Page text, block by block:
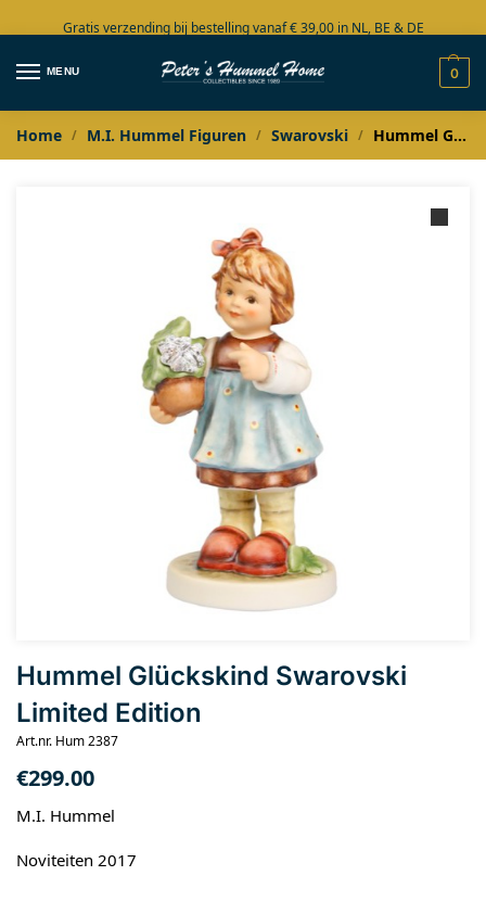
Gratis verzending bij bestelling vanaf € 39,00 in NL, BE & DE
Grote collectie in voorraad
MENU 0
Home / M.I. Hummel Figuren / Swarovski / Hummel Glückskind Swarovski Limited Edition
Hummel Glückskind Swarovski
Limited Edition
Art.nr. Hum 2387
€299.00
M.I. Hummel
Noviteiten 2017